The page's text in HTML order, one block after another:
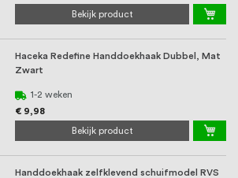
Bekijk product
Haceka Redefine Handdoekhaak Dubbel, Mat
Zwart
1-2 weken
€ 9,98
Bekijk product
Handdoekhaak zelfklevend schuifmodel RVS